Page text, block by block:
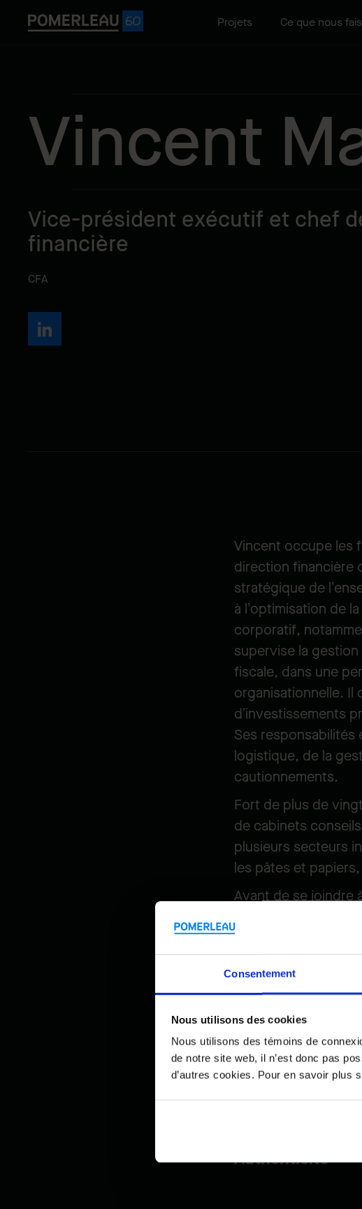
Consentement
Nous utilisons des cookies
Nous utilisons des témoins de
de notre site web, il n’est donc pas
d’autres cookies. Pour en savoir plus
Projets Ce que nous
Vincent
Vice-président exécutif et chef
financière
CFA
Vincent occupe les
direction financière
stratégique de
à l’optimisation de
corporatif,
supervise la
fiscale, dans une
organisationnelle. Il
d’investissements
Ses responsabilités
logistique, de la
cautionnements.
Fort de plus de
de cabinets
plusieurs secteurs
les pâtes et papiers,
Avant de se joindre
finance et trésorier
corporatif, de la
planification et de
assurances.
en finance de HEC
En plus de ses
financière chez
Borea, d’ITC et de
Valeur de
Authenticité